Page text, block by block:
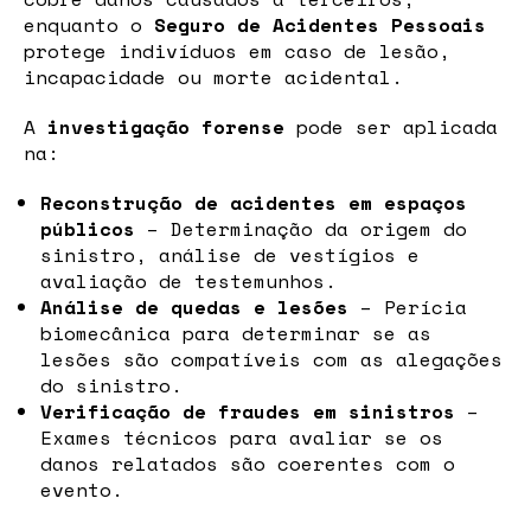
enquanto o Seguro de Acidentes Pessoais
protege indivíduos em caso de lesão,
incapacidade ou morte acidental.
A investigação forense pode ser aplicada
na:
Reconstrução de acidentes em espaços
públicos – Determinação da origem do
sinistro, análise de vestígios e
avaliação de testemunhos.
Análise de quedas e lesões – Perícia
biomecânica para determinar se as
lesões são compatíveis com as alegações
do sinistro.
Verificação de fraudes em sinistros –
Exames técnicos para avaliar se os
danos relatados são coerentes com o
evento.